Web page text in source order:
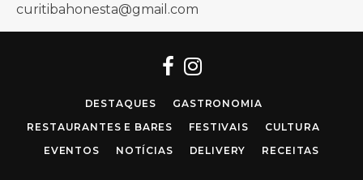
curitibahonesta@gmail.com
Facebook
Instagram
DESTAQUES
GASTRONOMIA
RESTAURANTES E BARES
FESTIVAIS
CULTURA
EVENTOS
NOTÍCIAS DELIVERY RECEITAS